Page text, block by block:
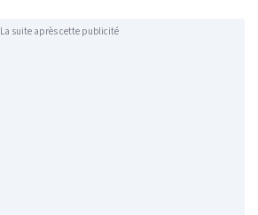
La suite après cette publicité